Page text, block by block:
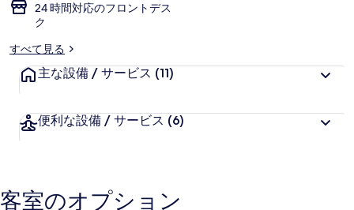
24 時間対応のフロントデス
ク
すべて見る
主な設備 / サービス (11)
便利な設備 / サービス (6)
客室のオプション